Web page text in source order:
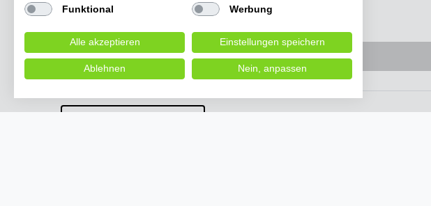
Lieferzeit etwa 10 bis 14 Werktage
Funktional Werbung
Alle akzeptieren Einstellungen speichern
Ablehnen Nein, anpassen